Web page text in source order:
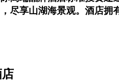
尽享山湖海景观。酒店拥